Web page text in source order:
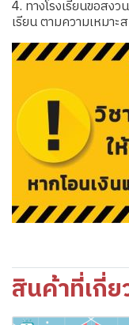
4. ทางโรงเรียนขอสง
เรียน ตามความเหมาะ
สินค้าที่เกี่ย